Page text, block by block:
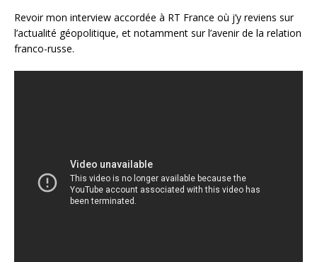
Revoir mon interview accordée à RT France où j’y reviens sur
l’actualité géopolitique, et notamment sur l’avenir de la relation
franco-russe.